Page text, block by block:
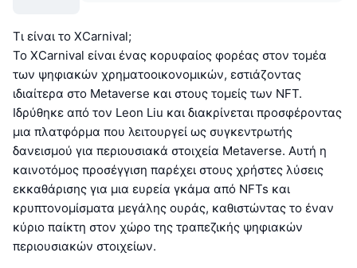
Τι είναι το XCarnival;
Το XCarnival είναι ένας κορυφαίος φορέας στον τομέα
των ψηφιακών χρηματοοικονομικών, εστιάζοντας
ιδιαίτερα στο Metaverse και στους τομείς των NFT.
Ιδρύθηκε από τον Leon Liu και διακρίνεται προσφέροντας
μια πλατφόρμα που λειτουργεί ως συγκεντρωτής
δανεισμού για περιουσιακά στοιχεία Metaverse. Αυτή η
καινοτόμος προσέγγιση παρέχει στους χρήστες λύσεις
εκκαθάρισης για μια ευρεία γκάμα από NFTs και
κρυπτονομίσματα μεγάλης ουράς, καθιστώντας το έναν
κύριο παίκτη στον χώρο της τραπεζικής ψηφιακών
περιουσιακών στοιχείων.